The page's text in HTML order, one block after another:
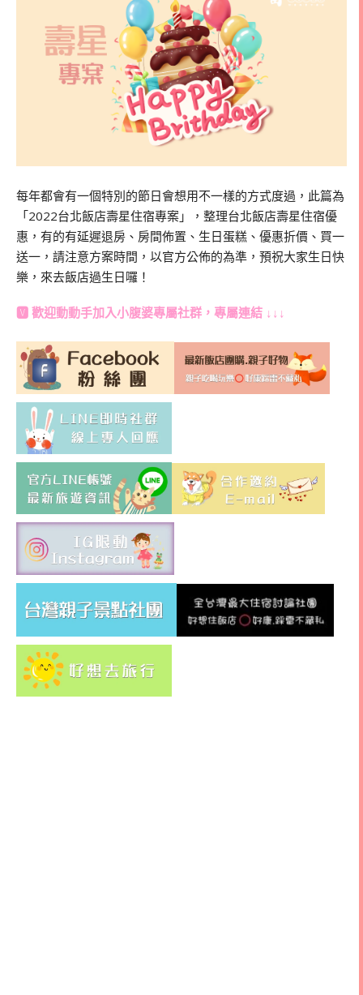
每年都會有一個特別的節日會想用不一樣的方式度過，此篇為
「2022台北飯店壽星住宿專案」，整理台北飯店壽星住宿優
惠，有的有延遲退房、房間佈置、生日蛋糕、優惠折價、買一
送一，請注意方案時間，以官方公佈的為準，預祝大家生日快
樂，來去飯店過生日囉！
🆅 歡迎動動手加入小腹婆專屬社群 ，專屬連結 ↓↓↓